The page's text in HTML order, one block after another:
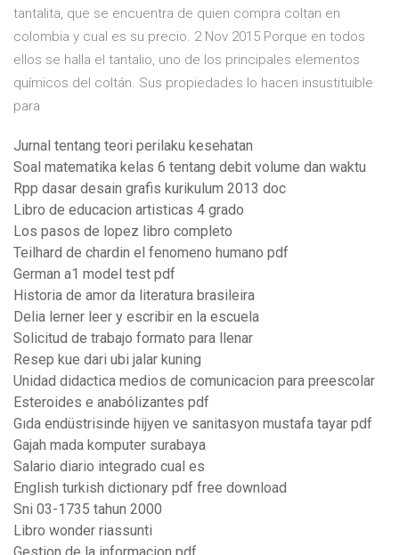
tantalita, que se encuentra de quien compra coltan en
colombia y cual es su precio. 2 Nov 2015 Porque en todos
ellos se halla el tantalio, uno de los principales elementos
químicos del coltán. Sus propiedades lo hacen insustituible
para
Jurnal tentang teori perilaku kesehatan
Soal matematika kelas 6 tentang debit volume dan waktu
Rpp dasar desain grafis kurikulum 2013 doc
Libro de educacion artisticas 4 grado
Los pasos de lopez libro completo
Teilhard de chardin el fenomeno humano pdf
German a1 model test pdf
Historia de amor da literatura brasileira
Delia lerner leer y escribir en la escuela
Solicitud de trabajo formato para llenar
Resep kue dari ubi jalar kuning
Unidad didactica medios de comunicacion para preescolar
Esteroides e anabólizantes pdf
Gıda endüstrisinde hijyen ve sanitasyon mustafa tayar pdf
Gajah mada komputer surabaya
Salario diario integrado cual es
English turkish dictionary pdf free download
Sni 03-1735 tahun 2000
Libro wonder riassunti